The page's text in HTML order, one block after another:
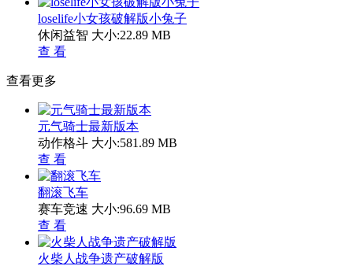
loselife小女孩破解版小兔子
休闲益智 大小:22.89 MB
查 看
查看更多
元气骑士最新版本
动作格斗 大小:581.89 MB
查 看
翻滚飞车
赛车竞速 大小:96.69 MB
查 看
火柴人战争遗产破解版